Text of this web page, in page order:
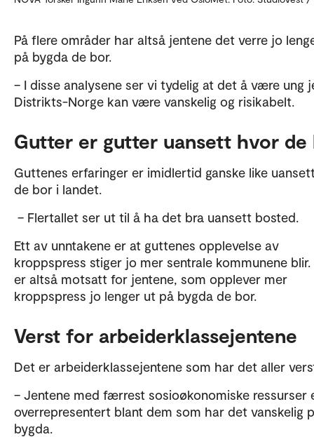
På flere områder har altså jentene det verre jo
på bygda de bor.
– I disse analysene ser vi tydelig at det å være ung
Distrikts-Norge kan være vanskelig og risikabelt.
Gutter er gutter uansett hvor
Guttenes erfaringer er imidlertid ganske like
de bor i landet.
– Flertallet ser ut til å ha det bra uansett bosted.
Ett av unntakene er at guttenes opplevelse av
kroppspress stiger jo mer sentrale kommunene
er altså motsatt for jentene, som opplever mer
kroppspress jo lenger ut på bygda de bor.
Verst for arbeiderklassejentene
Det er arbeiderklassejentene som har det aller
– Jentene med færrest sosioøkonomiske ressurser
overrepresentert blant dem som har det vanskelig
bygda.